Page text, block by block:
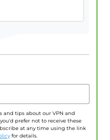
and tips about our VPN and
prefer not to receive these
at any time using the link
for details.